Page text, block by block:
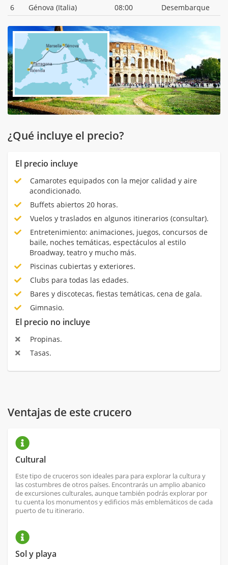
6 Génova (Italia) 08:00 Desembarque
¿Qué incluye el precio?
El precio incluye
Camarotes equipados con la mejor calidad y aire
acondicionado.
Buffets abiertos 20 horas.
Vuelos y traslados en algunos itinerarios (consultar).
Entretenimiento: animaciones, juegos, concursos de
baile, noches temáticas, espectáculos al estilo
Broadway, teatro y mucho más.
Piscinas cubiertas y exteriores.
Clubs para todas las edades.
Bares y discotecas, fiestas temáticas, cena de gala.
Gimnasio.
El precio no incluye
Propinas.
Tasas.
Ventajas de este crucero
Cultural
Este tipo de cruceros son ideales para para explorar la cultura y
las costumbres de otros países. Encontrarás un amplio abanico
de excursiones culturales, aunque también podrás explorar por
tu cuenta los monumentos y edificios más emblemáticos de cada
puerto de tu itinerario.
Sol y playa